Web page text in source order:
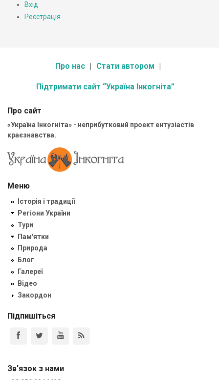
Вхід
Реєстрація
Про нас Стати автором
Підтримати сайт “Україна Інкогніта”
Про сайт
«Україна Інкогніта» - неприбутковий проект ентузіастів
краєзнавства.
Меню
Історія і традиції
Регіони України
Тури
Пам'ятки
Природа
Блог
Галереї
Відео
Закордон
Підпишіться
Зв'язок з нами